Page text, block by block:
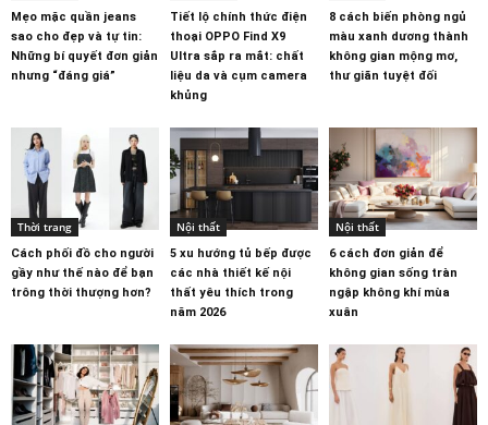
Mẹo mặc quần jeans
sao cho đẹp và tự tin:
Những bí quyết đơn giản
nhưng “đáng giá”
Tiết lộ chính thức điện
thoại OPPO Find X9
Ultra sắp ra mắt: chất
liệu da và cụm camera
khủng
8 cách biến phòng ngủ
màu xanh dương thành
không gian mộng mơ,
thư giãn tuyệt đối
Thời trang
Cách phối đồ cho người
gầy như thế nào để bạn
trông thời thượng hơn?
Nội thất
5 xu hướng tủ bếp được
các nhà thiết kế nội
thất yêu thích trong
năm 2026
Nội thất
6 cách đơn giản để
không gian sống tràn
ngập không khí mùa
xuân